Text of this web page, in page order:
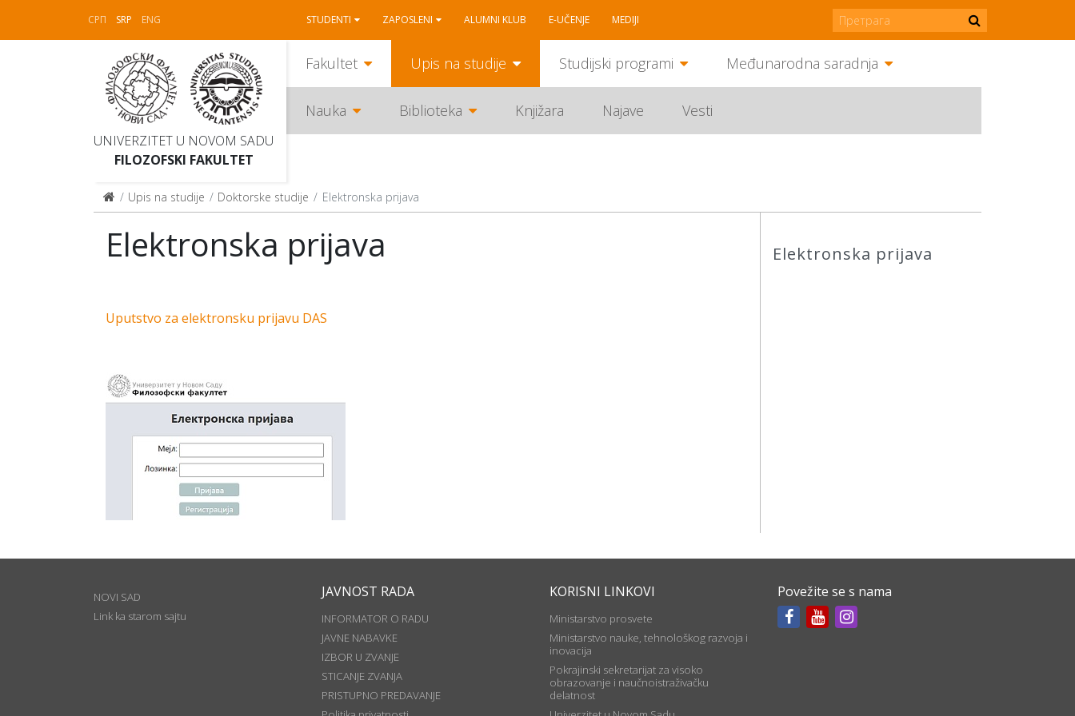
СРП SRP ENG STUDENTI ZAPOSLENI ALUMNI KLUB E-UČENJE MEDIJI
UNIVERZITET U NOVOM SADU
FILOZOFSKI FAKULTET
Fakultet Upis na studije Studijski programi Međunarodna saradnja
Nauka Biblioteka Knjižara Najave Vesti
Upis na studije Doktorske studije Elektronska prijava
Elektronska prijava
Elektronska prijava
Uputstvo za elektronsku prijavu DAS
NOVI SAD
Link ka starom sajtu
JAVNOST RADA
INFORMATOR O RADU
JAVNE NABAVKE
IZBOR U ZVANJE
STICANJE ZVANJA
PRISTUPNO PREDAVANJE
KORISNI LINKOVI
Ministarstvo prosvete
Ministarstvo nauke, tehnološkog razvoja i
inovacija
Pokrajinski sekretarijat za visoko
obrazovanje i naučnoistraživačku
delatnost
Povežite se s nama